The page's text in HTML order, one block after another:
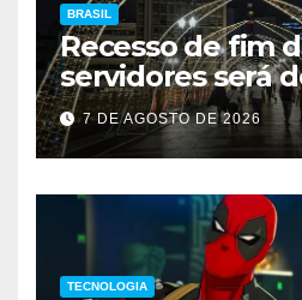
BRASIL
Recesso de fim
servidores será
dezembro a 1º
7 DE AGOSTO DE 2026
TECNOLOGIA